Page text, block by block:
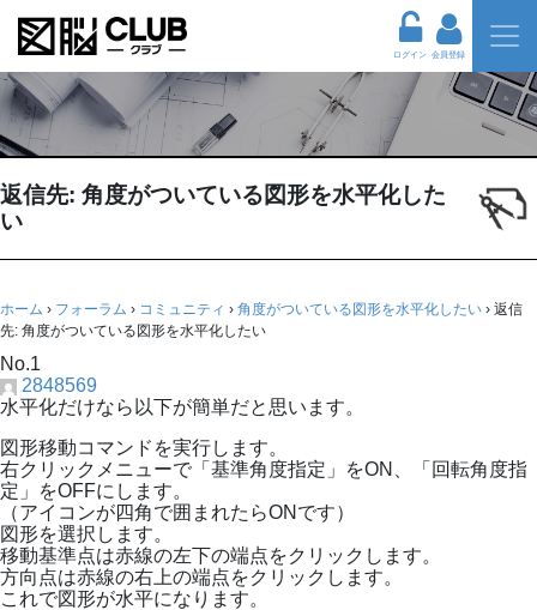
ログイン 会員登録
返信先: 角度がついている図形を水平化した
い
ホーム › フォーラム › コミュニティ › 角度がついている図形を水平化したい › 返信
先: 角度がついている図形を水平化したい
No.1
2848569
水平化だけなら以下が簡単だと思います。
図形移動コマンドを実行します。
右クリックメニューで「基準角度指定」をON、「回転角度指
定」をOFFにします。
（アイコンが四角で囲まれたらONです）
図形を選択します。
移動基準点は赤線の左下の端点をクリックします。
方向点は赤線の右上の端点をクリックします。
これで図形が水平になります。